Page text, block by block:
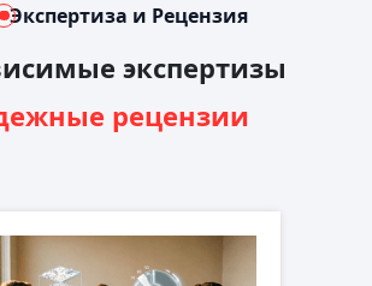
Экспертиза и Рецензия
экспертизы
рецензии